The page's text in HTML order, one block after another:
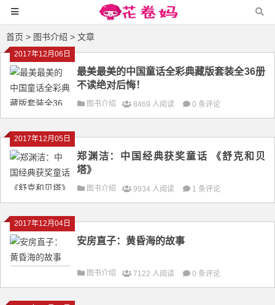
首页 > 图书介绍 > 文章
2017年12月06日
最美最美的中国童话全彩典藏版套装全36册
不读绝对后悔！
图书介绍 8469 人阅读 0 条评论
2017年12月05日
郑渊洁：中国经典获奖童话 《舒克和贝
塔》
图书介绍 9934 人阅读 1 条评论
2017年12月04日
安房直子：黄昏海的故事
图书介绍 7122 人阅读 0 条评论